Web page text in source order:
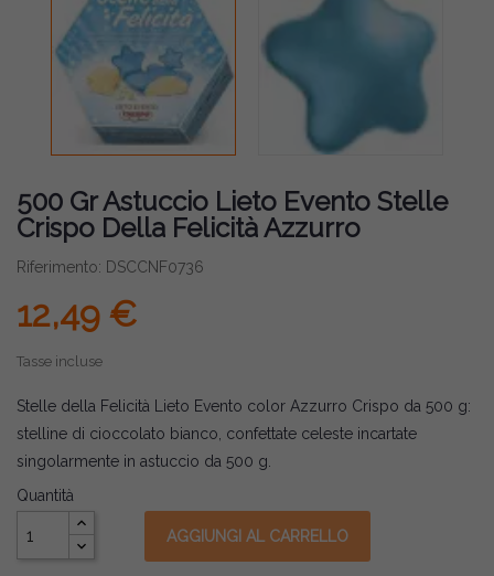
500 Gr Astuccio Lieto Evento Stelle
Crispo Della Felicità Azzurro
Riferimento: DSCCNF0736
12,49 €
Tasse incluse
Stelle della Felicità Lieto Evento color Azzurro Crispo da 500 g:
stelline di cioccolato bianco, confettate celeste incartate
singolarmente in astuccio da 500 g.
Quantità
AGGIUNGI AL CARRELLO